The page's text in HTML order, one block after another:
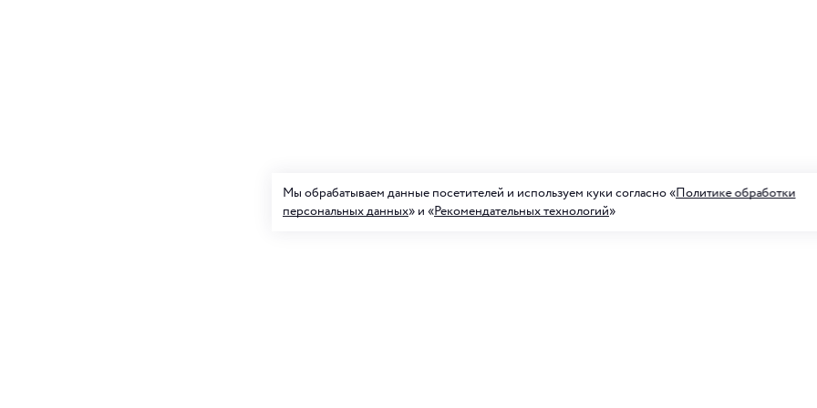
Мы обрабатываем данные посетителей и используем куки согласно «Политике обработки
персональных данных» и «Рекомендательных технологий»